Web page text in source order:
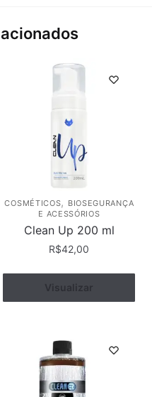
COSMÉTICOS, BIOSEGURANÇA
E ACESSÓRIOS
Clean Up 200 ml
R$42,00
Comprar
Visualizar